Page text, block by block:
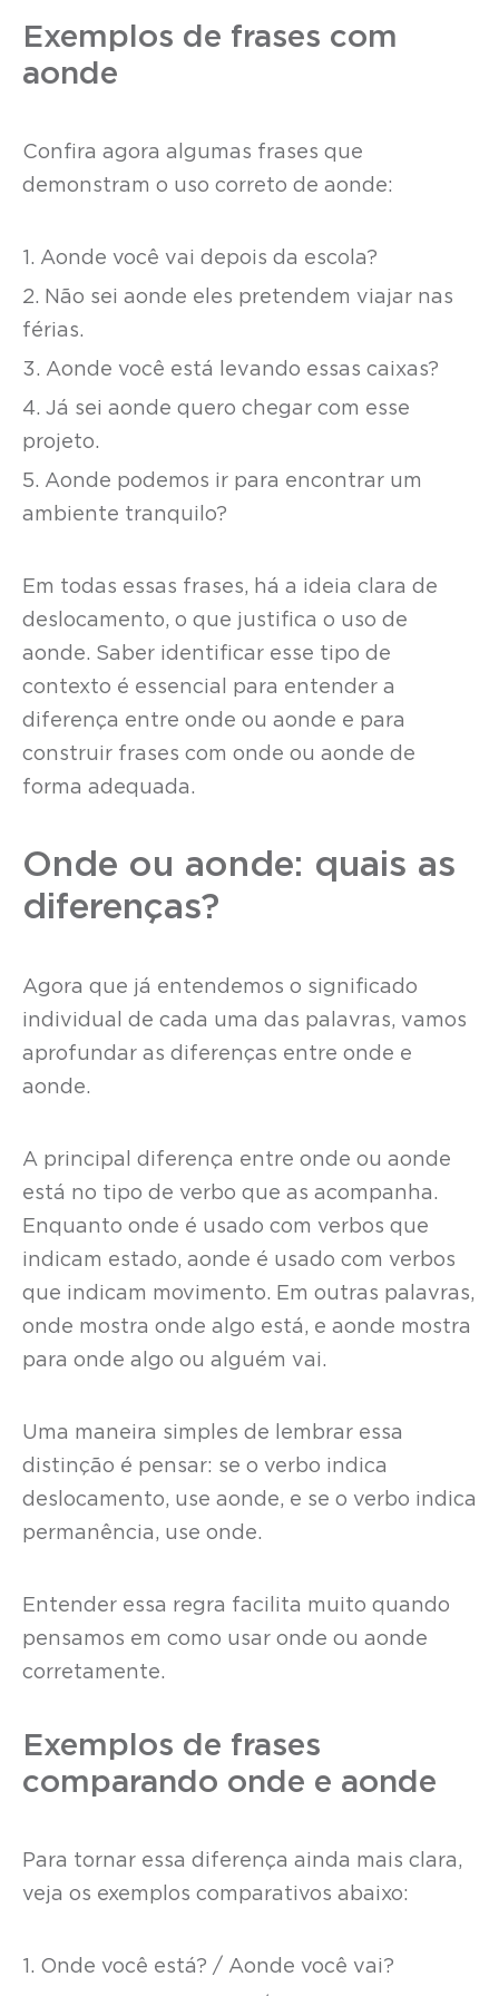
Exemplos de frases com
aonde
Confira agora algumas frases que
demonstram o uso correto de aonde:
1. Aonde você vai depois da escola?
2. Não sei aonde eles pretendem viajar nas
férias.
3. Aonde você está levando essas caixas?
4. Já sei aonde quero chegar com esse
projeto.
5. Aonde podemos ir para encontrar um
ambiente tranquilo?
Em todas essas frases, há a ideia clara de
deslocamento, o que justifica o uso de
aonde. Saber identificar esse tipo de
contexto é essencial para entender a
diferença entre onde ou aonde e para
construir frases com onde ou aonde de
forma adequada.
Onde ou aonde: quais as
diferenças?
Agora que já entendemos o significado
individual de cada uma das palavras, vamos
aprofundar as diferenças entre onde e
aonde.
A principal diferença entre onde ou aonde
está no tipo de verbo que as acompanha.
Enquanto onde é usado com verbos que
indicam estado, aonde é usado com verbos
que indicam movimento. Em outras palavras,
onde mostra onde algo está, e aonde mostra
para onde algo ou alguém vai.
Uma maneira simples de lembrar essa
distinção é pensar: se o verbo indica
deslocamento, use aonde, e se o verbo indica
permanência, use onde.
Entender essa regra facilita muito quando
pensamos em como usar onde ou aonde
corretamente.
Exemplos de frases
comparando onde e aonde
Para tornar essa diferença ainda mais clara,
veja os exemplos comparativos abaixo:
1. Onde você está? / Aonde você vai?